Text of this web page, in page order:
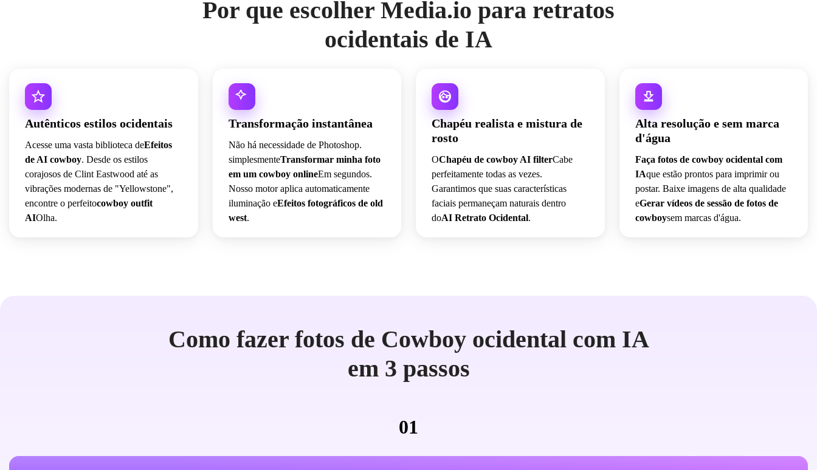
Por que escolher Media.io para retratos
ocidentais de IA
Autênticos estilos ocidentais
Acesse uma vasta biblioteca deEfeitos
de AI cowboy. Desde os estilos
corajosos de Clint Eastwood até as
vibrações modernas de "Yellowstone",
encontre o perfeitocowboy outfit
AIOlha.
Transformação instantânea
Não há necessidade de Photoshop.
simplesmenteTransformar minha foto
em um cowboy onlineEm segundos.
Nosso motor aplica automaticamente
iluminação eEfeitos fotográficos de old
west.
Chapéu realista e mistura de
rosto
OChapéu de cowboy AI filterCabe
perfeitamente todas as vezes.
Garantimos que suas características
faciais permaneçam naturais dentro
doAI Retrato Ocidental.
Alta resolução e sem marca
d'água
Faça fotos de cowboy ocidental com
IAque estão prontos para imprimir ou
postar. Baixe imagens de alta qualidade
eGerar vídeos de sessão de fotos de
cowboysem marcas d'água.
Como fazer fotos de Cowboy ocidental com IA
em 3 passos
01